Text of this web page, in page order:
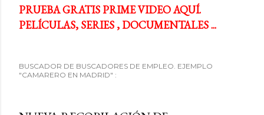
PRUEBA GRATIS PRIME VIDEO AQUÍ.
PELÍCULAS, SERIES , DOCUMENTALES ...
BUSCADOR DE BUSCADORES DE EMPLEO. EJEMPLO
"CAMARERO EN MADRID" :